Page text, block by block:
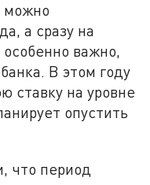
можно
а сразу на
важно,
В этом году
ставку на уровне
опустить
что период